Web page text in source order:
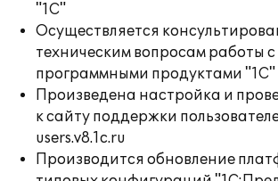
"1С"
Осуществляется
техническим вопросам работы с
программными продуктами "1С"
Произведена настройка и
к сайту поддержки
users.v8.1c.ru
Производится обновление